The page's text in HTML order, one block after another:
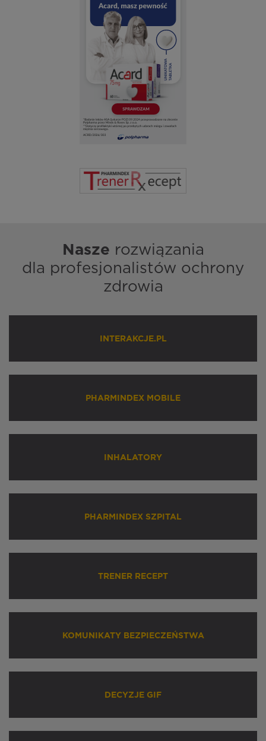
Nasze rozwiązania
dla profesjonalistów ochrony
zdrowia
INTERAKCJE.PL
PHARMINDEX MOBILE
INHALATORY
PHARMINDEX SZPITAL
TRENER RECEPT
KOMUNIKATY BEZPIECZEŃSTWA
DECYZJE GIF